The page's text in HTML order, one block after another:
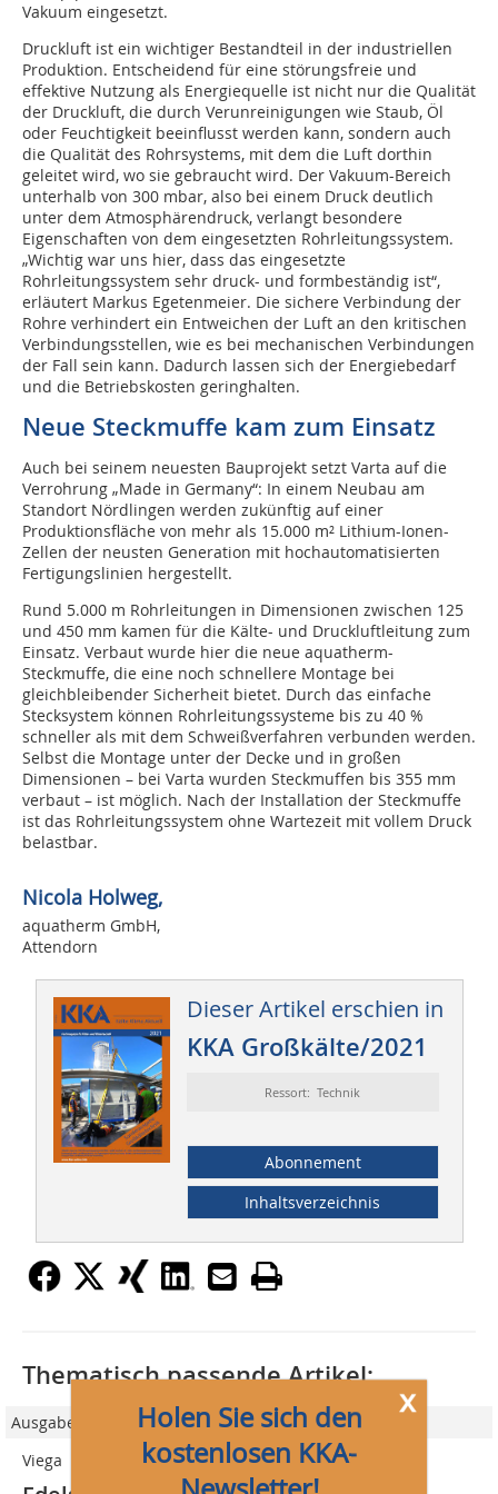
Vakuum eingesetzt.
Druckluft ist ein wichtiger Bestandteil in der industriellen
Produktion. Entscheidend für eine störungsfreie und
effektive Nutzung als Energiequelle ist nicht nur die Qualität
der Druckluft, die durch Verunreinigungen wie Staub, Öl
oder Feuchtigkeit beeinflusst werden kann, sondern auch
die Qualität des Rohrsystems, mit dem die Luft dorthin
geleitet wird, wo sie gebraucht wird. Der Vakuum-Bereich
unterhalb von 300 mbar, also bei einem Druck deutlich
unter dem Atmosphärendruck, verlangt besondere
Eigenschaften von dem eingesetzten Rohrleitungssystem.
„Wichtig war uns hier, dass das eingesetzte
Rohrleitungssystem sehr druck- und formbeständig ist“,
erläutert Markus Egetenmeier. Die sichere Verbindung der
Rohre verhindert ein Entweichen der Luft an den kritischen
Verbindungsstellen, wie es bei mechanischen Verbindungen
der Fall sein kann. Dadurch lassen sich der Energiebedarf
und die Betriebskosten geringhalten.
Neue Steckmuffe kam zum Einsatz
Auch bei seinem neuesten Bauprojekt setzt Varta auf die
Verrohrung „Made in Germany“: In einem Neubau am
Standort Nördlingen werden zukünftig auf einer
Produktionsfläche von mehr als 15.000 m² Lithium-Ionen-
Zellen der neusten Generation mit hochautomatisierten
Fertigungslinien hergestellt.
Rund 5.000 m Rohrleitungen in Dimensionen zwischen 125
und 450 mm kamen für die Kälte- und Druckluftleitung zum
Einsatz. Verbaut wurde hier die neue aquatherm-
Steckmuffe, die eine noch schnellere Montage bei
gleichbleibender Sicherheit bietet. Durch das einfache
Stecksystem können Rohrleitungssysteme bis zu 40 %
schneller als mit dem Schweißverfahren verbunden werden.
Selbst die Montage unter der Decke und in großen
Dimensionen – bei Varta wurden Steckmuffen bis 355 mm
verbaut – ist möglich. Nach der Installation der Steckmuffe
ist das Rohrleitungssystem ohne Wartezeit mit vollem Druck
belastbar.
Nicola Holweg,
aquatherm GmbH,
Attendorn
Dieser Artikel erschien in
KKA Großkälte/2021
Ressort: Technik
Abonnement
Inhaltsverzeichnis
x
Holen Sie sich den
kostenlosen KKA-
Thematisch passende Artikel:
Ausgabe 01/2022
Viega